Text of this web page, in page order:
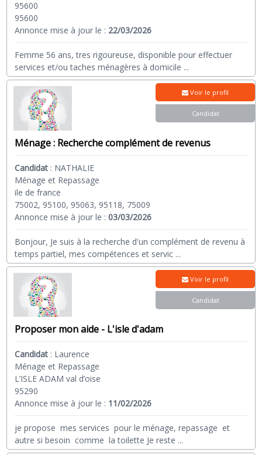
95600
95600
Annonce mise à jour le : 22/03/2026
Femme 56 ans, tres rigoureuse, disponible pour effectuer
services et/ou taches ménagères à domicile ...
Ménage : Recherche complément de revenus
Candidat : NATHALIE
Ménage et Repassage
ile de france
75002, 95100, 95063, 95118, 75009
Annonce mise à jour le :03/03/2026
Bonjour, Je suis à la recherche d'un complément de revenu à
temps partiel, mes compétences et servic ...
Voir le profil
Candidat
Proposer mon aide - L'isle d'adam
Candidat : Laurence
Ménage et Repassage
L’ISLE ADAM val d’oise
95290
Annonce mise à jour le : 11/02/2026
je propose mes services pour le ménage, repassage et
autre si besoin comme la toilette Je reste ...
Voir le profil
Candidat